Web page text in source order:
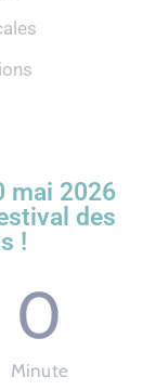
mai 2026
des
!
0
Minute